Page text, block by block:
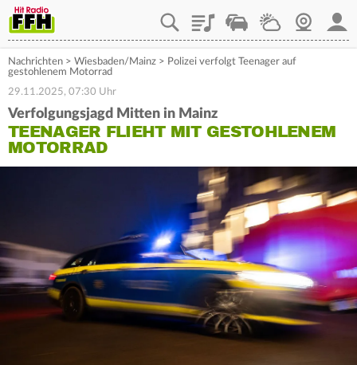
PlaylistStaupilotWetterWebcam
Nachrichten > Wiesbaden/Mainz > Polizei verfolgt Teenager auf
gestohlenem Motorrad
29.11.2025, 07:30 Uhr
Verfolgungsjagd Mitten in Mainz
TEENAGER FLIEHT MIT GESTOHLENEM
MOTORRAD